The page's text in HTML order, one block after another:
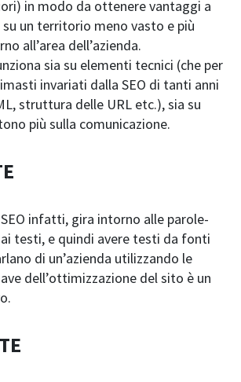
in modo da ottenere vantaggi a
un territorio meno vasto e più
all’area dell’azienda.
sia su elementi tecnici (che per
invariati dalla SEO di tanti anni
struttura delle URL etc.), sia su
più sulla comunicazione.
infatti, gira intorno alle parole-
ai testi, e quindi avere testi da fonti
di un’azienda utilizzando le
dell’ottimizzazione del sito è un